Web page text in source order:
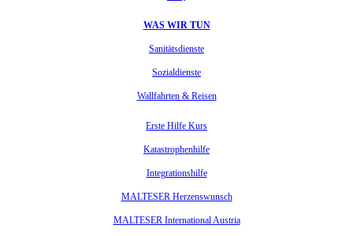
WAS WIR TUN
Sanitätsdienste
Sozialdienste
Wallfahrten & Reisen
Erste Hilfe Kurs
Katastrophenhilfe
Integrationshilfe
MALTESER Herzenswunsch
MALTESER International Austria